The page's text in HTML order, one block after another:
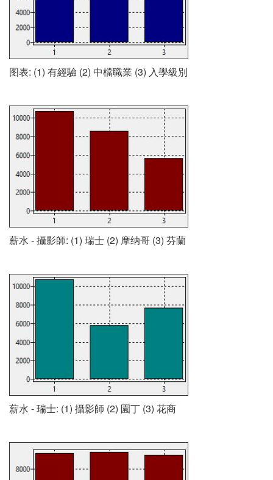
图表: (1) 有經驗 (2) 中檔職業 (3) 入學級別
薪水 - 攝影師: (1) 瑞士 (2) 摩纳哥 (3) 芬蘭
薪水 - 瑞士: (1) 攝影師 (2) 園丁 (3) 花商